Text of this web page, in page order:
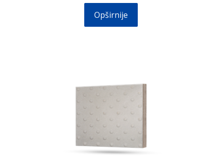
Opširnije